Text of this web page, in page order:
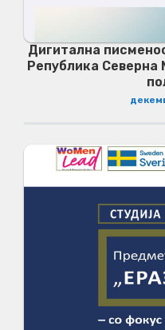
Дигитална
Република Северна